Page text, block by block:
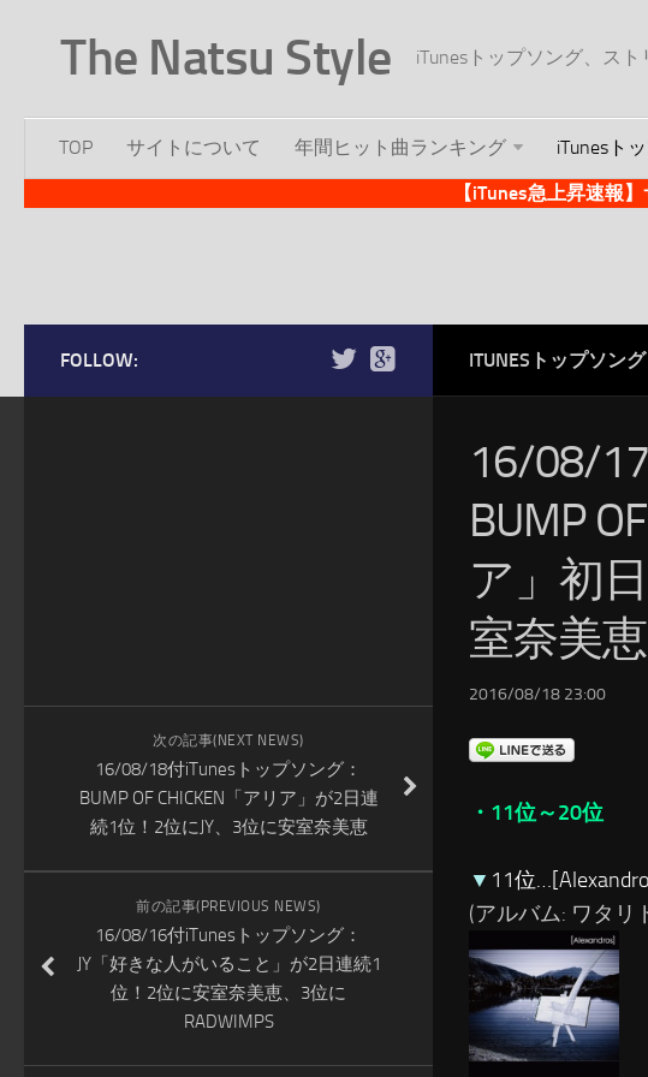
The Natsu Style iTunesトップソング、ス
TOP サイトについて 年間ヒット曲ランキング iTunesト
【iTunes急上昇速報
ITUNESトップソン
16/08/
BUMP
ア」初
室奈美恵
2016/08/18 23:00
・11位～20位
▼ 11位
(アルバム: ワタリ
FOLLOW:
次の記事(NEXT NEWS)
16/08/18付iTunesトップソング：
BUMP OF CHICKEN「アリア」が2日連
続1位！2位にJY、3位に安室奈美恵
前の記事(PREVIOUS NEWS)
16/08/16付iTunesトップソング：
JY「好きな人がいること」が2日連続1
位！2位に安室奈美恵、3位に
RADWIMPS